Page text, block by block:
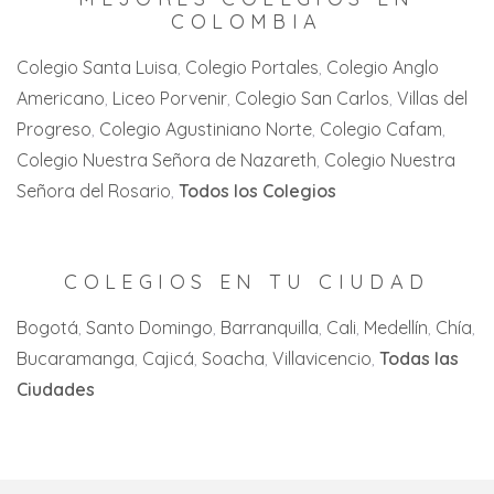
Zaragoza
Zipaquirá
San Joaquín
Villa del Rosario
Villahermosa
Candelaria
Cartago
Jamundi
La Florida
La Victoria
Palmira
San Pedro
COLOMBIA
Colegio Santa Luisa Colegio Portales Colegio Anglo
Americano Liceo Porvenir Colegio San Carlos Villas del
Progreso Colegio Agustiniano Norte Colegio Cafam
Colegio Nuestra Señora de Nazareth Colegio Nuestra
Señora del Rosario Todos los Colegios
COLEGIOS EN TU CIUDAD
Bogotá Santo Domingo Barranquilla Cali Medellín Chía
Bucaramanga Cajicá Soacha Villavicencio Todas las
Ciudades